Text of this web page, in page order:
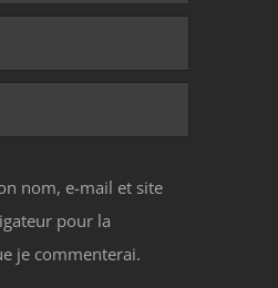
nom, e-mail et site
pour la
je commenterai.